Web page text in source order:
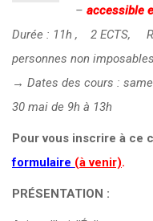
– accessible
Durée : 11h , 2 ECTS,
personnes non
→ Dates des cours :
30 mai de 9h à 13h
Pour vous inscrire à ce
formulaire (à venir).
PRÉSENTATION :